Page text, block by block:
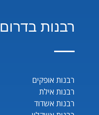
רבנות בדרום
רבנות אופקים
רבנות אילת
רבנות אשדוד